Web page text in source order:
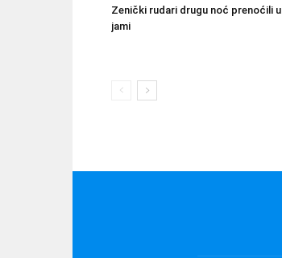
Zenički rudari drugu noć prenoćili u
jami